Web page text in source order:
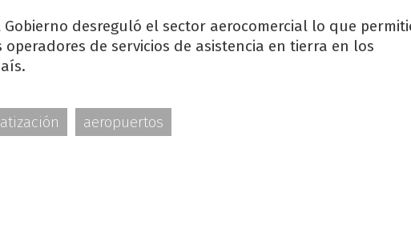
Gobierno desreguló el sector aerocomercial lo que
operadores de servicios de asistencia en tierra en los
aeropuertos